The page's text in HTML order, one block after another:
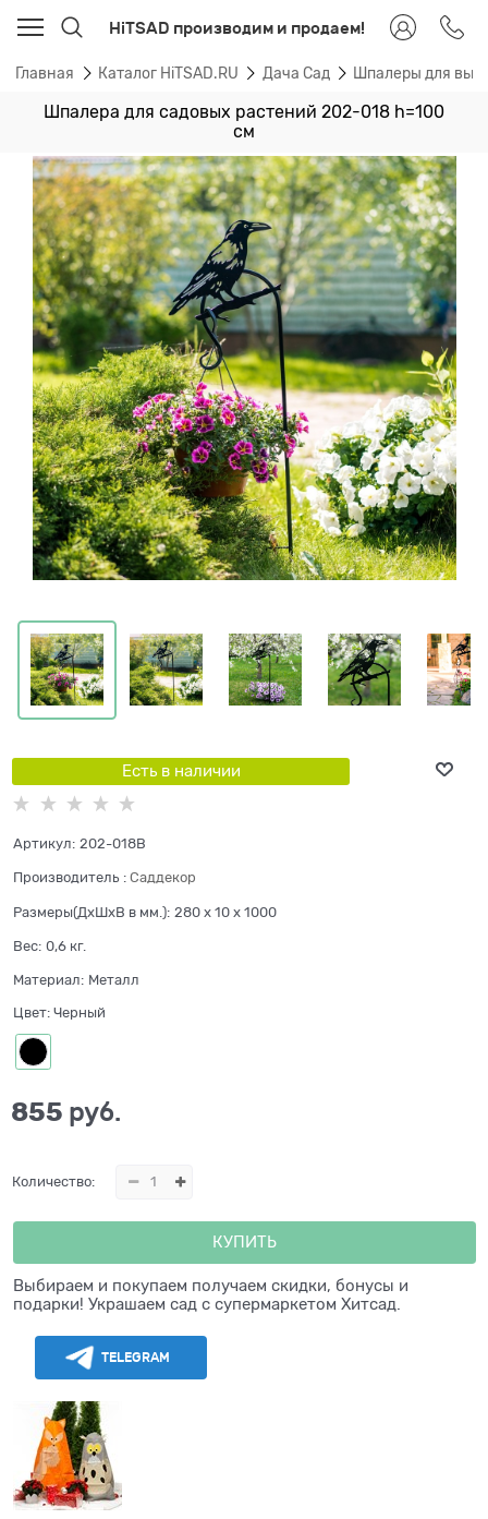
HiTSAD производим и продаем!
Главная Каталог HiTSAD.RU Дача Сад Шпалеры для
Шпалера для садовых растений 202-018 h=100
см
Есть в наличии
Артикул: 202-018B
Производитель : Саддекор
Размеры(ДхШхВ в мм.): 280 x 10 x 1000
Вес: 0,6 кг.
Материал: Металл
Цвет: Черный
855 руб.
Количество:
КУПИТЬ
Выбираем и покупаем получаем скидки, бонусы и
подарки! Украшаем сад с супермаркетом Хитсад.
TELEGRAM